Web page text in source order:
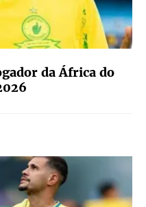
da África do